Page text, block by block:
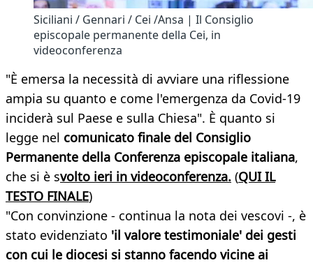
Siciliani / Gennari / Cei /Ansa | Il Consiglio
episcopale permanente della Cei, in
videoconferenza
"È emersa la necessità di avviare una riflessione
ampia su quanto e come l'emergenza da Covid-19
inciderà sul Paese e sulla Chiesa". È quanto si
legge nel comunicato finale del Consiglio
Permanente della Conferenza episcopale italiana,
che si è svolto ieri in videoconferenza. (QUI IL
TESTO FINALE)
"Con convinzione - continua la nota dei vescovi -, è
stato evidenziato 'il valore testimoniale' dei gesti
con cui le diocesi si stanno facendo vicine ai